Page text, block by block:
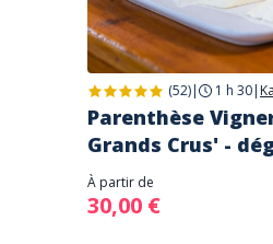
(52)| 1 h 30|
Parenthèse
Grands Crus' -
À partir de
30,00 €